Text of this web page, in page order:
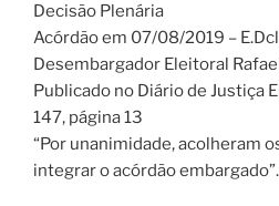
Decisão Plenária
Acórdão em 07/08/2019 –
Desembargador Eleitoral
Publicado no Diário de Justiça
147, página 13
“Por unanimidade, acolheram
integrar o acórdão embargado”.